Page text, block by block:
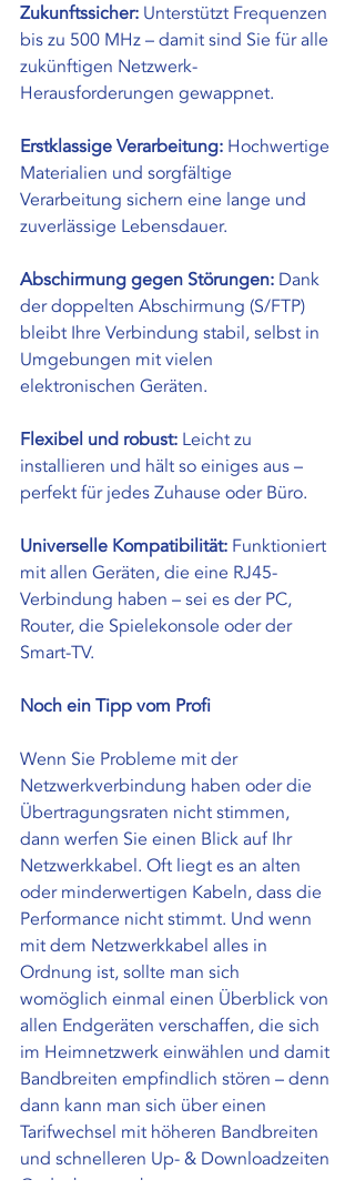
Zukunftssicher: Unterstützt Frequenzen
bis zu 500 MHz – damit sind Sie für alle
zukünftigen Netzwerk-
Herausforderungen gewappnet.
Erstklassige Verarbeitung: Hochwertige
Materialien und sorgfältige
Verarbeitung sichern eine lange und
zuverlässige Lebensdauer.
Abschirmung gegen Störungen: Dank
der doppelten Abschirmung (S/FTP)
bleibt Ihre Verbindung stabil, selbst in
Umgebungen mit vielen
elektronischen Geräten.
Flexibel und robust: Leicht zu
installieren und hält so einiges aus –
perfekt für jedes Zuhause oder Büro.
Universelle Kompatibilität: Funktioniert
mit allen Geräten, die eine RJ45-
Verbindung haben – sei es der PC,
Router, die Spielekonsole oder der
Smart-TV.
Noch ein Tipp vom Profi
Wenn Sie Probleme mit der
Netzwerkverbindung haben oder die
Übertragungsraten nicht stimmen,
dann werfen Sie einen Blick auf Ihr
Netzwerkkabel. Oft liegt es an alten
oder minderwertigen Kabeln, dass die
Performance nicht stimmt. Und wenn
mit dem Netzwerkkabel alles in
Ordnung ist, sollte man sich
womöglich einmal einen Überblick von
allen Endgeräten verschaffen, die sich
im Heimnetzwerk einwählen und damit
Bandbreiten empfindlich stören – denn
dann kann man sich über einen
Tarifwechsel mit höheren Bandbreiten
und schnelleren Up- & Downloadzeiten
Gedanken machen.